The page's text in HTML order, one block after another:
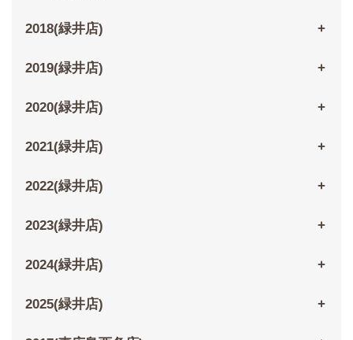
2018(緑井店)
2019(緑井店)
2020(緑井店)
2021(緑井店)
2022(緑井店)
2023(緑井店)
2024(緑井店)
2025(緑井店)